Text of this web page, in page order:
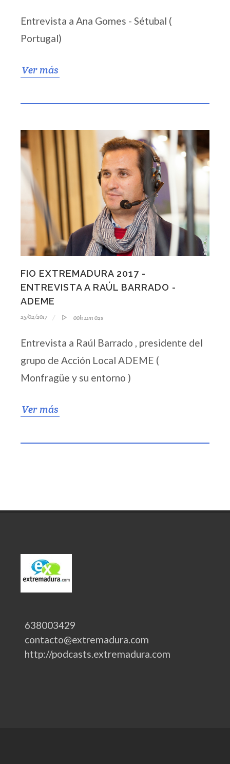
Entrevista a Ana Gomes - Sétubal (
Portugal)
Ver más
FIO EXTREMADURA 2017 -
ENTREVISTA A RAÚL BARRADO -
ADEME
25/02/2017 00h 11m 02s
Entrevista a Raúl Barrado , presidente del
grupo de Acción Local ADEME (
Monfragüe y su entorno )
Ver más
638003429
contacto@extremadura.com
http://podcasts.extremadura.com